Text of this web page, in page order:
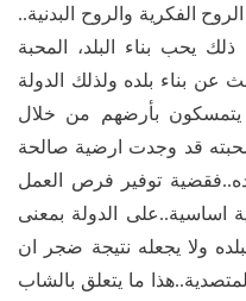
الفكرية والروح البدنية..
يحب بناء البلد، المحبة
عن بناء بلده ولذلك الدولة
بأرضهم من خلال
قد وجدت ارضية صالحة
توفير فرص العمل
اساسية..على الدولة بمعنى
ولا يجعله نتيجة ضجر ان
ما يتعلق بالشاب